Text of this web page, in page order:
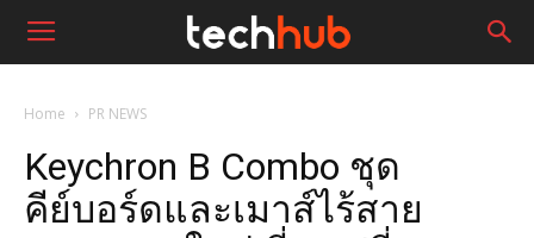
Home PR NEWS
Keychron B Combo ชุด
คีย์บอร์ดและเมาส์ไร้สาย